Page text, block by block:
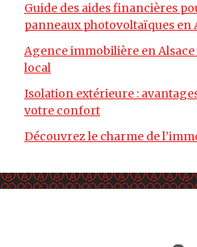
Guide des aides financières
panneaux photovoltaïques en
Agence immobilière en Alsace
local
Isolation extérieure :
votre confort
Découvrez le charme de